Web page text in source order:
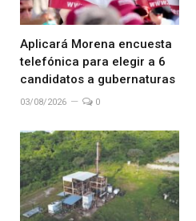
Aplicará Morena encuesta
telefónica para elegir a 6
candidatos a gubernaturas
03/08/2026 0